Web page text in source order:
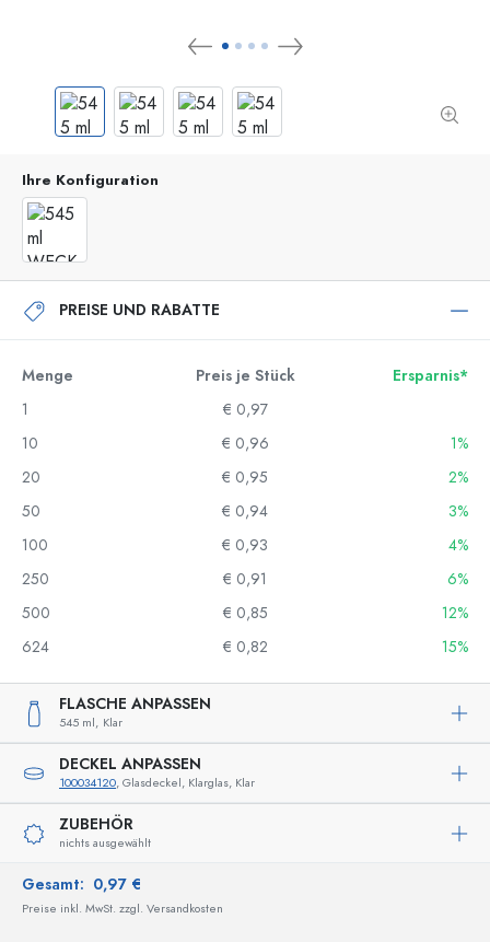
Ihre Konfiguration
PREISE UND RABATTE
Menge Preis je Stück
Ersparnis*
1
€ 0,97
10
€ 0,96
1%
20
€ 0,95
2%
50
€ 0,94
3%
100
€ 0,93
4%
250
€ 0,91
6%
500
€ 0,85
12%
624
€ 0,82 15%
FLASCHE ANPASSEN
545 ml, Klar
DECKEL ANPASSEN
100034120, Glasdeckel, Klarglas, Klar
ZUBEHÖR
nichts ausgewählt
Gesamt: 0,97 €
Preise inkl. MwSt. zzgl. Versandkosten